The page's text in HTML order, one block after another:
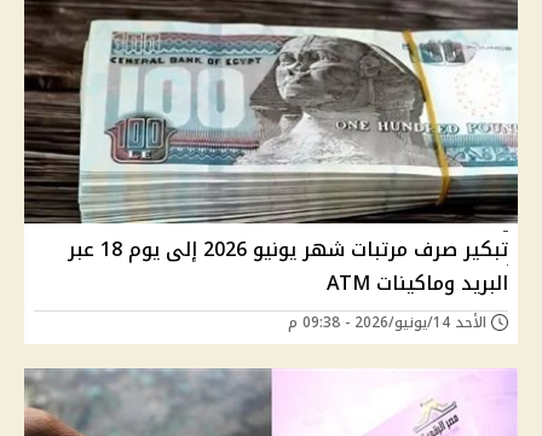
تبكير صرف مرتبات شهر يونيو 2026 إلى يوم 18 عبر
البريد وماكينات ATM
الأحد 14/يونيو/2026 - 09:38 م